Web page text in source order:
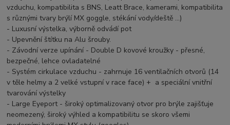
vzduchu, kompatibilita s BNS, Leatt Brace, kamerami, kompatibilita
s různými tvary brýlí MX goggle, stékání vody/deště ...)
- Luxusní výstelka, výborně odvádí pot
- Upevnění štítku na Alu šrouby.
- Závodní verze upínání - Double D kovové kroužky - přesné,
bezpečné, lehce ovladatelné
- Systém cirkulace vzduchu - zahrnuje 16 ventilačních otvorů (14
v těle helmy a 2 velké vstupní v race face) + a speciální vnitřní
tvarování výstelky
- Large Eyeport - široký optimalizovaný otvor pro brýle zajišťuje
neomezený, široký výhled a kompatibilitu se skoro všemi